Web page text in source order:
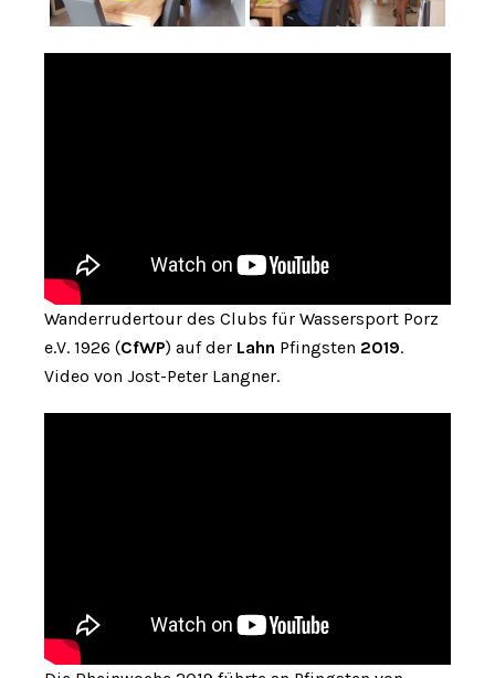
Wanderrudertour des Clubs für Wassersport Porz
e.V. 1926 (CfWP) auf der Lahn Pfingsten 2019.
Video von Jost-Peter Langner.